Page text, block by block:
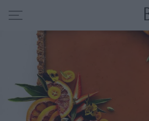
COLABORO CON
SOBRE MÍ